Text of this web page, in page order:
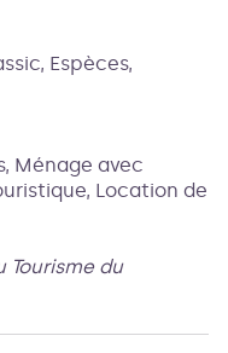
Espèces,
Ménage avec
Location de
Tourisme du